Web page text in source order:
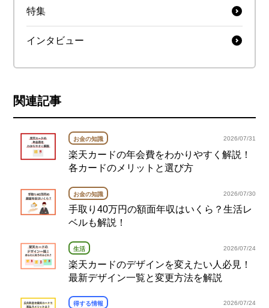
特集
インタビュー
関連記事
お金の知識 2026/07/31
楽天カードの年会費をわかりやすく解説！
各カードのメリットと選び方
お金の知識 2026/07/30
手取り40万円の額面年収はいくら？生活レ
ベルも解説！
生活 2026/07/24
楽天カードのデザインを変えたい人必見！
最新デザイン一覧と変更方法を解説
得する情報 2026/07/24